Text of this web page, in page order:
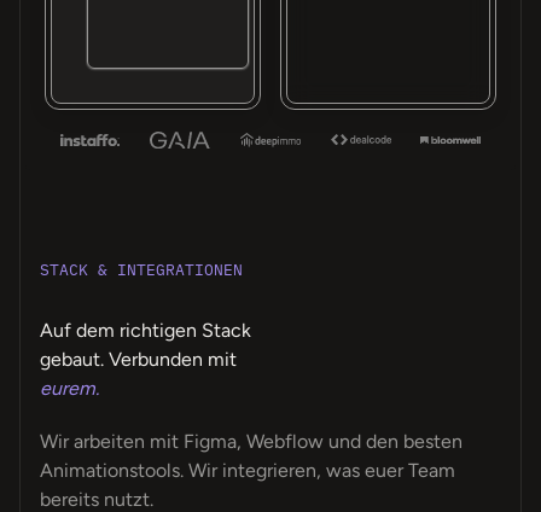
STACK & INTEGRATIONEN
Auf dem richtigen Stack
gebaut. Verbunden mit
eurem.
Wir arbeiten mit Figma, Webflow und den besten
Animationstools. Wir integrieren, was euer Team
bereits nutzt.